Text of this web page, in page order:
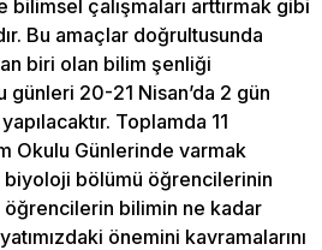
çalışmaları arttırmak gibi
Bu amaçlar doğrultusunda
biri olan bilim şenliği
günleri 20-21 Nisan’da 2 gün
Toplamda 11
Okulu Günlerinde varmak
bölümü öğrencilerinin
bilimin ne kadar
önemini kavramalarını